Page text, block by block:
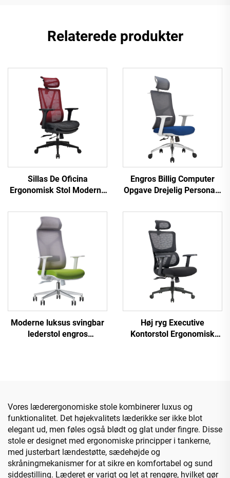
Relaterede produkter
Sillas De Oficina
Ergonomisk Stol Moderne
Mesh Ergonomisk
Executive Office Cadeira
De Escritorio
Engros Billig Computer
Opgave Drejelig Personale
Mesh Stof Ergonomisk
Kontorstol
Moderne luksus svingbar
lederstol engros
Høj ryg Executive
Kontorstol Ergonomisk
Vores læderergonomiske stole kombinerer luxus og
funktionalitet. Det højekvalitets læderikke ser ikke blot
elegant ud, men føles også blødt og glat under fingre. Disse
stole er designet med ergonomiske principper i tankerne,
med justerbart lændestøtte, sædehøjde og
skråningmekanismer for at sikre en komfortabel og sund
siddestilling. Læderet er varigt og let at rengøre, hvilket gør